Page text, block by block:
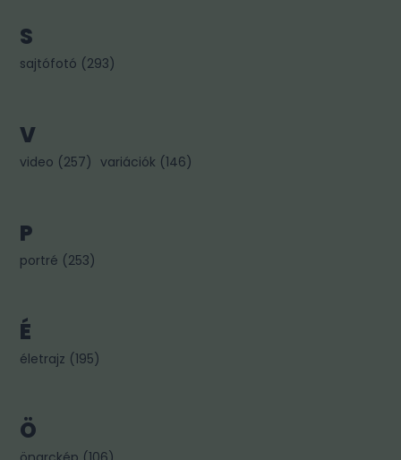
S
sajtófotó (293)
V
video (257) variációk (146)
P
portré (253)
É
életrajz (195)
Ö